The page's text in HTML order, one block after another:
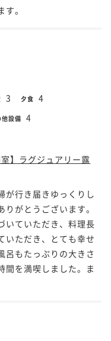
。
3 夕食 4
他設備 4
室】ラグジュアリー露
が行き届きゆっくりし
がとうございます。
いていただき、料理長
いただき、とても幸せ
呂もたっぷりの大きさ
間を満喫しました。ま